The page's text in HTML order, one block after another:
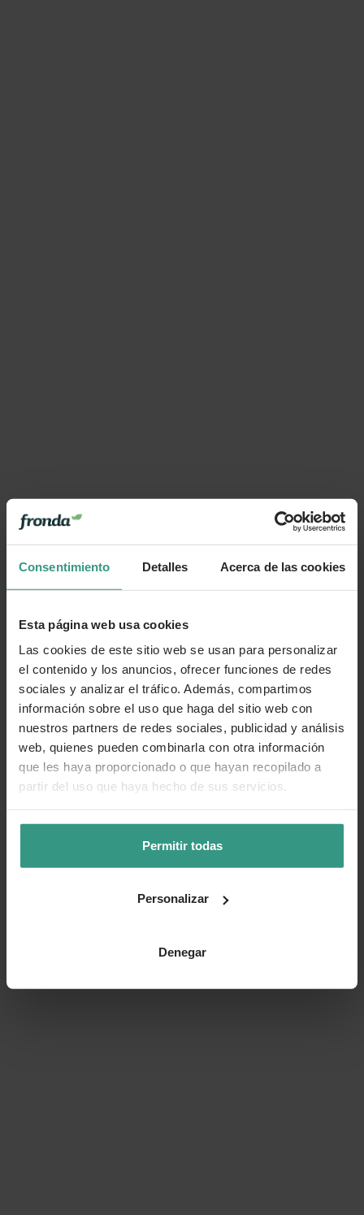
Consentimiento Detalles Acerca de las cookies
Esta página web usa cookies
Las cookies de este sitio web se usan para personalizar
el contenido y los anuncios, ofrecer funciones de redes
sociales y analizar el tráfico. Además, compartimos
información sobre el uso que haga del sitio web con
nuestros partners de redes sociales, publicidad y análisis
web, quienes pueden combinarla con otra información
que les haya proporcionado o que hayan recopilado a
partir del uso que haya hecho de sus servicios.
Permitir todas
Personalizar
Denegar